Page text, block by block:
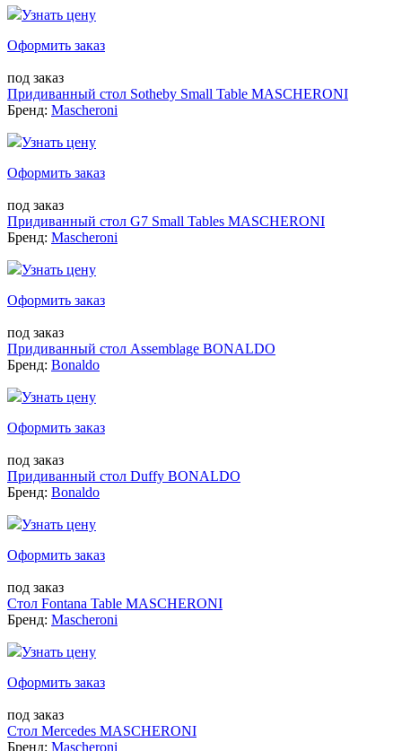
Узнать цену
Оформить заказ
под заказ
Придиванный стол Sotheby Small Table MASCHERONI
Бренд: Mascheroni
Узнать цену
Оформить заказ
под заказ
Придиванный стол G7 Small Tables MASCHERONI
Бренд: Mascheroni
Узнать цену
Оформить заказ
под заказ
Придиванный стол Assemblage BONALDO
Бренд: Bonaldo
Узнать цену
Оформить заказ
под заказ
Придиванный стол Duffy BONALDO
Бренд: Bonaldo
Узнать цену
Оформить заказ
под заказ
Стол Fontana Table MASCHERONI
Бренд: Mascheroni
Узнать цену
Оформить заказ
под заказ
Стол Mercedes MASCHERONI
Бренд: Mascheroni